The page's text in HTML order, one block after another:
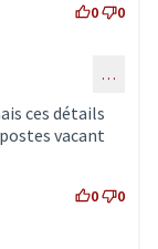
0 0
1815) …
ces détails
vacant
0 0